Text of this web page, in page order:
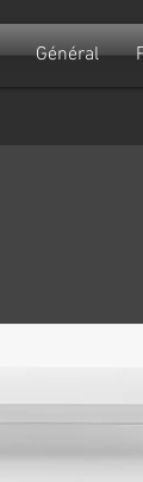
Général